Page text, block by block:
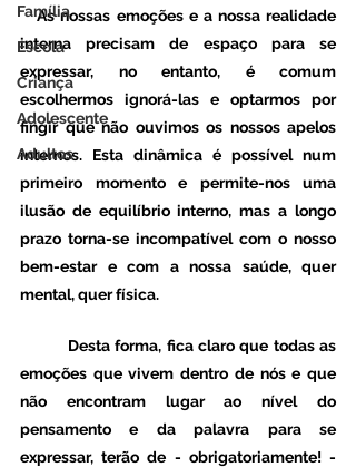
Família
Escola
Criança
Adolescente
Adultos
   As nossas emoções e a nossa realidade
interna precisam de espaço para se
expressar, no entanto, é comum
escolhermos ignorá-las e optarmos por
fingir que não ouvimos os nossos apelos
internos. Esta dinâmica é possível num
primeiro momento e permite-nos uma
ilusão de equilíbrio interno, mas a longo
prazo torna-se incompatível com o nosso
bem-estar e com a nossa saúde, quer
mental, quer física.
emoções que vivem dentro de nós e que
não encontram lugar ao nível do
pensamento e da palavra para se
expressar, terão de - obrigatoriamente! -